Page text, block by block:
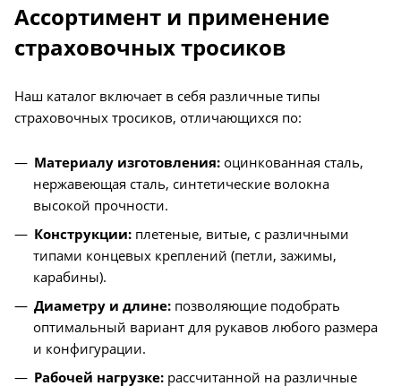
Ассортимент и применение
страховочных тросиков
Наш каталог включает в себя различные типы
страховочных тросиков, отличающихся по:
Материалу изготовления: оцинкованная сталь,
нержавеющая сталь, синтетические волокна
высокой прочности.
Конструкции: плетеные, витые, с различными
типами концевых креплений (петли, зажимы,
карабины).
Диаметру и длине: позволяющие подобрать
оптимальный вариант для рукавов любого размера
и конфигурации.
Рабочей нагрузке: рассчитанной на различные